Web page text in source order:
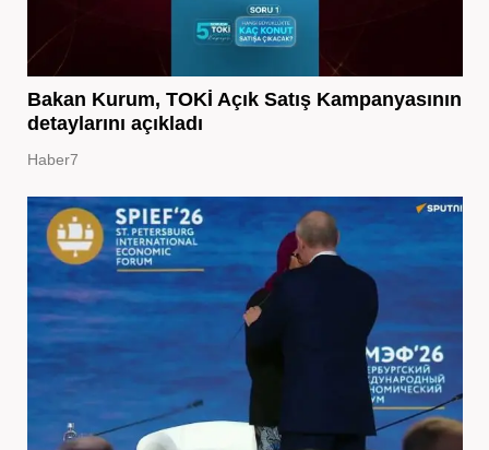
Bakan Kurum, TOKİ Açık Satış Kampanyasının
detaylarını açıkladı
Haber7